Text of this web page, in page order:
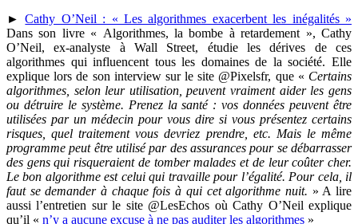
►Cathy O’Neil : « Les algorithmes exacerbent les inégalités »
Dans son livre « Algorithmes, la bombe à retardement », Cathy
O’Neil, ex-analyste à Wall Street, étudie les dérives de ces
algorithmes qui influencent tous les domaines de la société. Elle
explique lors de son interview sur le site @Pixelsfr, que « Certains
algorithmes, selon leur utilisation, peuvent vraiment aider les gens
ou détruire le système. Prenez la santé : vos données peuvent être
utilisées par un médecin pour vous dire si vous présentez certains
risques, quel traitement vous devriez prendre, etc. Mais le même
programme peut être utilisé par des assurances pour se débarrasser
des gens qui risqueraient de tomber malades et de leur coûter cher.
Le bon algorithme est celui qui travaille pour l’égalité. Pour cela, il
faut se demander à chaque fois à qui cet algorithme nuit. » A lire
aussi l’entretien sur le site @LesEchos où Cathy O’Neil explique
qu’il « n’y a aucune excuse à ne pas auditer les algorithmes »